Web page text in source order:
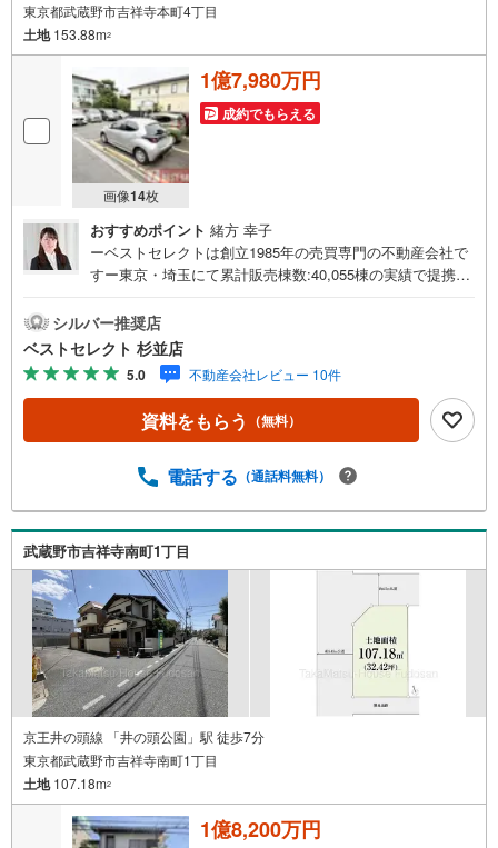
東京都武蔵野市吉祥寺本町4丁目
土地153.88m2
画像14枚
1億7,980万円
成約でもらえる
おすすめポイント 緒方 幸子
ーベストセレクトは創立1985年の売買専門の不動産会社で
すー東京・埼玉にて累計販売棟数:40,055棟の実績で提携住
住宅ローンにご不安な方、ベストセレクトにお任せ下さ
い。＝＝＝＝＝＝＝＝＝＝＝＝＝＝＝＝＝＝＝＝＝＝＝＝
＝＝＝＝＝＝＝＝＝【営業時間 10:00-20:00】定休日:なし
上記時間はお電話が繋がりやすくなっております。ぜひお
気軽にご連絡下さい！現地を見学される場合は「室内・現
地を見学する（無料）」ボタンよりご希望の日時をご記入
＝＝＝＝＝＝＝＝＝＝＝＝＝＝＝＝＝＝＝＝＝＝＝＝＝＝
■土地面積:153.88平米の建築条件なし売地■ご家族様の希望
を叶える広々とした敷地■小学校まで徒歩5分以内、スーパ
ーやコンビニが徒歩10分以内■夢のマイホームで憧れのス
ローライフを実現■複数路線利用可で都心へのアクセス良好
■お好きなハウスメーカー様・工務店様で建築可能
シルバー推奨店
ベストセレクト 杉並店
5.0 不動産会社レビュー 10件
資料をもらう （無料）
電話する （通話料無料）
武蔵野市吉祥寺南町1丁目
京王井の頭線 「井の頭公園」駅 徒歩7分
東京都武蔵野市吉祥寺南町1丁目
土地107.18m2
1億8,200万円